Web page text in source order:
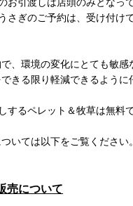
さぎのご予約は、受け付け
、環境の変化にとても敏
きる限り軽減できるよう
するペレット＆牧草は無料で
いては以下をご覧ください。
売について